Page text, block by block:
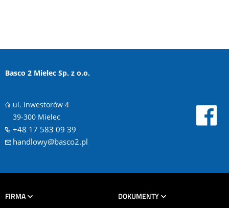
Basco 2 Mielec Sp. z o.o.
ul. Inwestorów 4
39-300 Mielec
+48 17 583 09 39
handlowy@basco2.pl
FIRMA DOKUMENTY